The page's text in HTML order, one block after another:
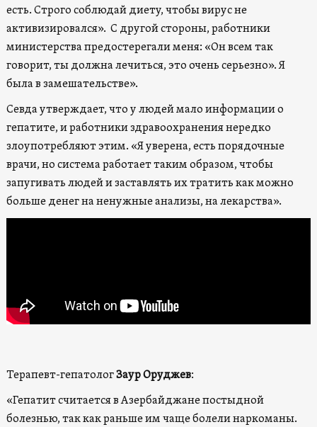
есть. Строго соблюдай диету, чтобы вирус не
активизировался». С другой стороны, работники
министерства предостерегали меня: «Он всем так
говорит, ты должна лечиться, это очень серьезно». Я
была в замешательстве».
Севда утверждает, что у людей мало информации о
гепатите, и работники здравоохранения нередко
злоупотребляют этим. «Я уверена, есть порядочные
врачи, но система работает таким образом, чтобы
запугивать людей и заставлять их тратить как можно
больше денег на ненужные анализы, на лекарства».
Терапевт-гепатологЗаур Оруджев:
«Гепатит считается в Азербайджане постыдной
болезнью, так как раньше им чаще болели наркоманы.